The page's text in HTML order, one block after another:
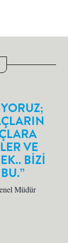
VE
BIZI
Müdür